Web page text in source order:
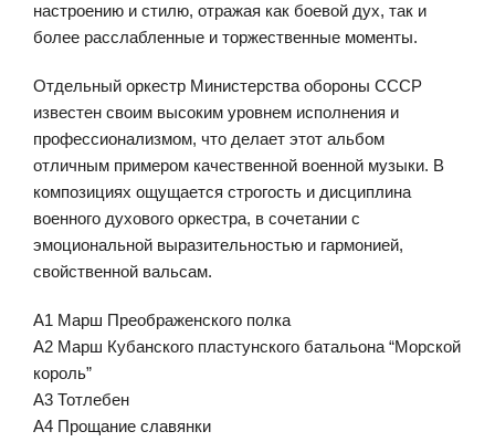
настроению и стилю, отражая как боевой дух, так и
более расслабленные и торжественные моменты.
Отдельный оркестр Министерства обороны СССР
известен своим высоким уровнем исполнения и
профессионализмом, что делает этот альбом
отличным примером качественной военной музыки. В
композициях ощущается строгость и дисциплина
военного духового оркестра, в сочетании с
эмоциональной выразительностью и гармонией,
свойственной вальсам.
A1 Марш Преображенского полка
A2 Марш Кубанского пластунского батальона “Морской
король”
A3 Тотлебен
A4 Прощание славянки